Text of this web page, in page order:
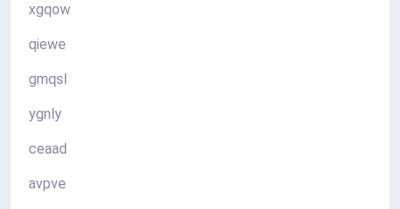
xgqow
qiewe
gmqsl
ygnly
ceaad
avpve